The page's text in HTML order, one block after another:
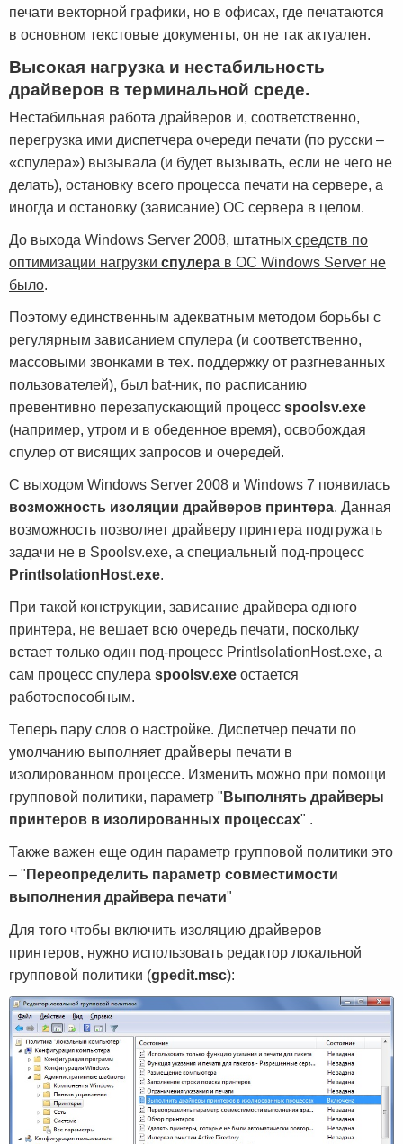
печати векторной графики, но в офисах, где печатаются
в основном текстовые документы, он не так актуален.
Высокая нагрузка и нестабильность
драйверов в терминальной среде.
Нестабильная работа драйверов и, соответственно,
перегрузка ими диспетчера очереди печати (по русски –
«спулера») вызывала (и будет вызывать, если не чего не
делать), остановку всего процесса печати на сервере, а
иногда и остановку (зависание) ОС сервера в целом.
До выхода Windows Server 2008, штатных средств по
оптимизации нагрузки спулера в ОС Windows Server не
было.
Поэтому единственным адекватным методом борьбы с
регулярным зависанием спулера (и соответственно,
массовыми звонками в тех. поддержку от разгневанных
пользователей), был bat-ник, по расписанию
превентивно перезапускающий процесс spoolsv.exe
(например, утром и в обеденное время), освобождая
спулер от висящих запросов и очередей.
С выходом Windows Server 2008 и Windows 7 появилась
возможность изоляции драйверов принтера. Данная
возможность позволяет драйверу принтера подгружать
задачи не в Spoolsv.exe, а специальный под-процесс
PrintIsolationHost.exe.
При такой конструкции, зависание драйвера одного
принтера, не вешает всю очередь печати, поскольку
встает только один под-процесс PrintIsolationHost.exe, а
сам процесс спулера spoolsv.exe остается
работоспособным.
Теперь пару слов о настройке. Диспетчер печати по
умолчанию выполняет драйверы печати в
изолированном процессе. Изменить можно при помощи
групповой политики, параметр " Выполнять драйверы
принтеров в изолированных процессах" .
Также важен еще один параметр групповой политики это
– " Переопределить параметр совместимости
выполнения драйвера печати"
Для того чтобы включить изоляцию драйверов
принтеров, нужно использовать редактор локальной
групповой политики (gpedit.msc):